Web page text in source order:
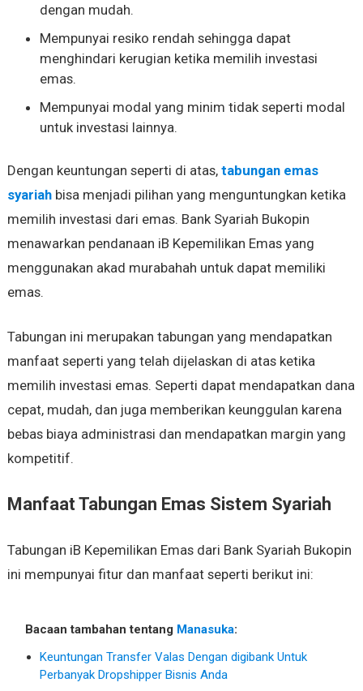
dengan mudah.
Mempunyai resiko rendah sehingga dapat
menghindari kerugian ketika memilih investasi
emas.
Mempunyai modal yang minim tidak seperti modal
untuk investasi lainnya.
Dengan keuntungan seperti di atas, tabungan emas
syariah bisa menjadi pilihan yang menguntungkan ketika
memilih investasi dari emas. Bank Syariah Bukopin
menawarkan pendanaan iB Kepemilikan Emas yang
menggunakan akad murabahah untuk dapat memiliki
emas.
Tabungan ini merupakan tabungan yang mendapatkan
manfaat seperti yang telah dijelaskan di atas ketika
memilih investasi emas. Seperti dapat mendapatkan dana
cepat, mudah, dan juga memberikan keunggulan karena
bebas biaya administrasi dan mendapatkan margin yang
kompetitif.
Manfaat Tabungan Emas Sistem Syariah
Tabungan iB Kepemilikan Emas dari Bank Syariah Bukopin
ini mempunyai fitur dan manfaat seperti berikut ini:
Bacaan tambahan tentang Manasuka:
Keuntungan Transfer Valas Dengan digibank Untuk
Perbanyak Dropshipper Bisnis Anda